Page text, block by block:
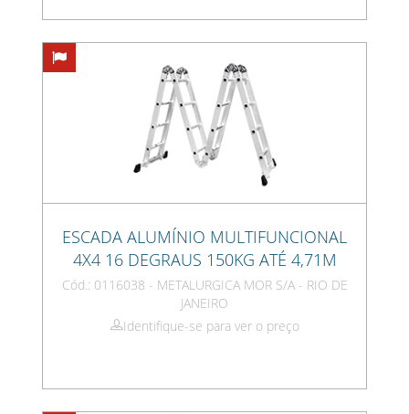
ESCADA ALUMÍNIO MULTIFUNCIONAL
4X4 16 DEGRAUS 150KG ATÉ 4,71M
Cód.: 0116038 - METALURGICA MOR S/A - RIO DE
JANEIRO
Identifique-se para ver o preço